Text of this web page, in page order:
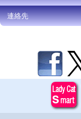
連絡先